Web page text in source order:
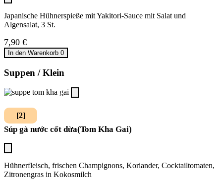
Japanische Hühnerspieße mit Yakitori-Sauce mit Salat und
Algensalat, 3 St.
7,90 €
In den Warenkorb 0
Suppen / Klein
[2]
Súp gà nước cốt dừa(Tom Kha Gai)
Hühnerfleisch, frischen Champignons, Koriander, Cocktailtomaten,
Zitronengras in Kokosmilch